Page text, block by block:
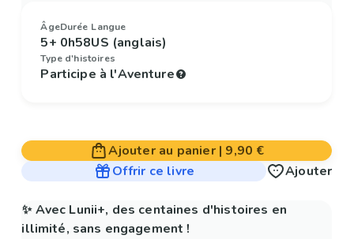
Âge
5+
Durée
0h58
Langue
US (anglais)
Type d'histoires
Participe à l'Aventure
Ajouter au panier| 9,90 €
Offrir ce livre
Ajouter
✨ Avec Lunii+, des centaines d'histoires en
illimité, sans engagement !